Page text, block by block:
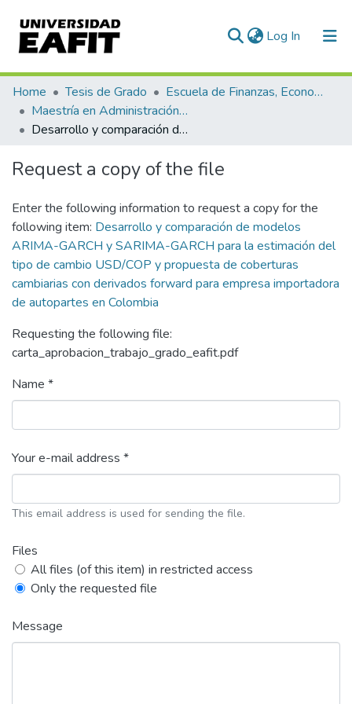
Log In (current)
Communities & Collections
All of DSpace
Home Tesis de Grado
Escuela de Finanzas, Economía y Gobierno
Maestría en Administración Financiera (tesis)
Desarrollo y comparación de modelos ARIMA-GARCH y SARIMA-GARCH para la estimación del tipo de cambio USD/COP y propuesta de coberturas cambiarias con derivados forward para empresa importadora de autopartes en Colombia
Request a copy of the file
Enter the following information to request a copy for the
following item: Desarrollo y comparación de modelos
ARIMA-GARCH y SARIMA-GARCH para la estimación del
tipo de cambio USD/COP y propuesta de coberturas
cambiarias con derivados forward para empresa importadora
de autopartes en Colombia
Requesting the following file:
carta_aprobacion_trabajo_grado_eafit.pdf
Name *
Your e-mail address *
This email address is used for sending the file.
Files
All files (of this item) in restricted access
Only the requested file
Message